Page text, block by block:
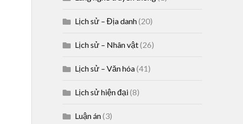
Lịch sử – Địa danh(20)
Lịch sử – Nhân vật(26)
Lịch sử – Văn hóa(41)
Lịch sử hiện đại(8)
Luận án(3)